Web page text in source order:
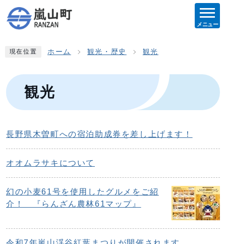
メニュー
現在位置 ホーム 観光・歴史 観光
観光
長野県木曽町への宿泊助成券を差し上げます！
オオムラサキについて
幻の小麦61号を使用したグルメをご紹
介！ 『らんざん農林61マップ』